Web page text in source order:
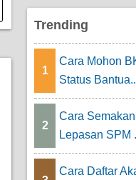
Trending
1
Cara Mohon
Status
2
Cara
Lepasan SPM
Cara Daftar